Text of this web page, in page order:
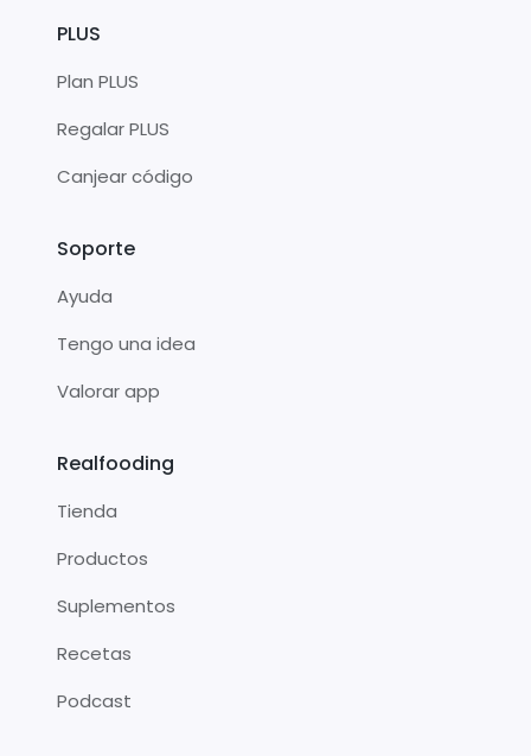
PLUS
Plan PLUS
Regalar PLUS
Canjear código
Soporte
Ayuda
Tengo una idea
Valorar app
Realfooding
Tienda
Productos
Suplementos
Recetas
Podcast